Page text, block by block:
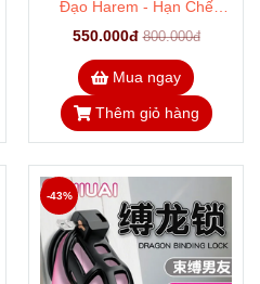
Đạo Harem - Hạn Chế
Cương Dương, Tránh Tuột
550.000đ 800.000đ
Mua ngay
Thêm giỏ hàng
-43%